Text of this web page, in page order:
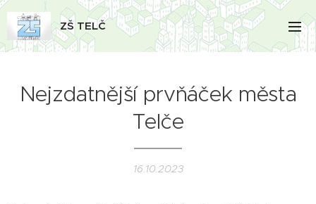
ZŠ TELČ
Nejzdatnější prvňáček města
Telče
16.10.2023